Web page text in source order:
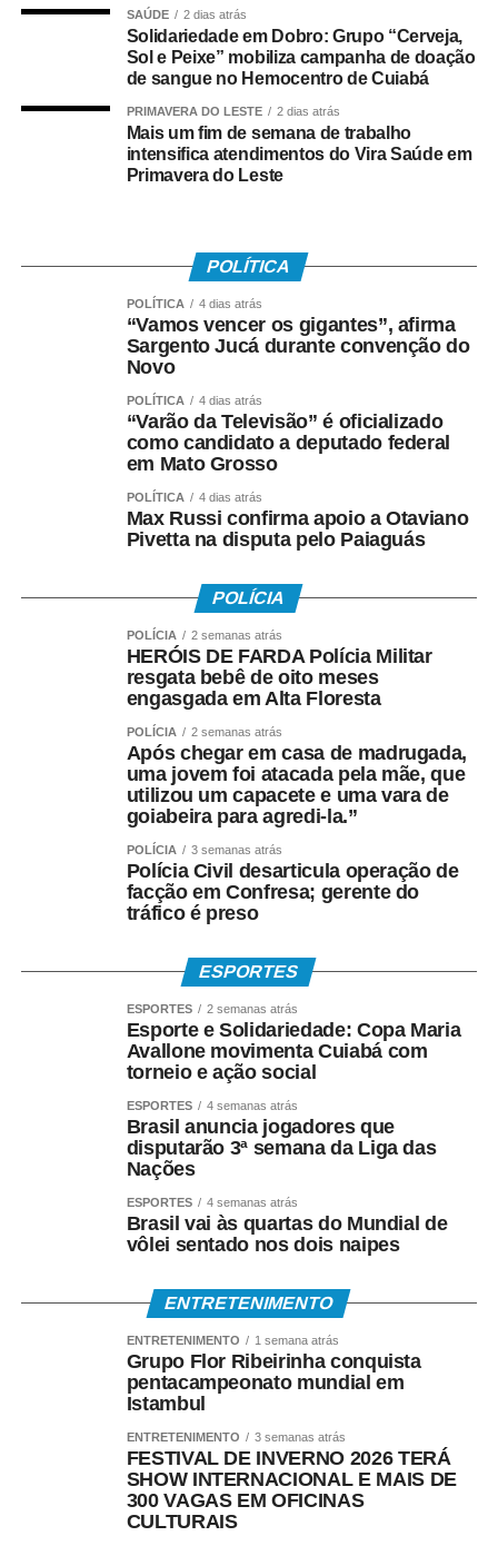
Tem direito ao benefício o trabalhador que:
• Está inscrito no Pis/Pasep há pelo menos cinco anos;
• Trabalhou com carteira assinada por no mínimo 30 dias
• Recebeu remuneração média mensal de até R$ 2.766
• Teve os dados corretamente informados pelo
empregador no e-Social.
Instituído pela Lei nº 7.998/90, o abono salarial pode
chegar até a um salário mínimo, proporcional ao
período trabalhado. Os recursos vêm do Fundo de
Amparo ao Trabalhador (FAT), com a habilitação feita
pelo Ministério do Trabalho e Emprego.
Como o pagamento é feito
Para trabalhadores da iniciativa privada (PIS)
• A Caixa Econômica Federal realiza o pagamento
prioritariamente por:
• Crédito em conta corrente ou poupança da Caixa;
• Depósito em Poupança Social Digital, movimentada
pelo aplicativo Caixa Tem.
Quem não possui conta pode sacar:
• Com Cartão Social e senha em lotéricas, caixas
eletrônicos e correspondentes CAIXA Aqui;
• Nas agências, com documento oficial com foto;
• Sem cartão, por meio de biometria cadastrada.
Para servidores públicos
(Pasep)
O Banco do Brasil faz o pagamento por:
• Crédito em conta bancária;
• Transferência via TED ou Pix;
correntista e não possui chave Pix.
Como consultar
Os trabalhadores podem verificar informações sobre
• Aplicativo Carteira de Trabalho Digital;
• Portal Gov.br;
SAÚDE 2 dias atrás
Solidariedade em Dobro: Grupo “Cerveja,
Sol e Peixe” mobiliza campanha de doação
de sangue no Hemocentro de Cuiabá
PRIMAVERA DO LESTE 2 dias atrás
Mais um fim de semana de trabalho
intensifica atendimentos do Vira Saúde em
Primavera do Leste
POLÍTICA
POLÍTICA 4 dias atrás
“Vamos vencer os gigantes”, afirma
Sargento Jucá durante convenção do
Novo
POLÍTICA 4 dias atrás
“Varão da Televisão” é oficializado
como candidato a deputado federal
em Mato Grosso
POLÍTICA 4 dias atrás
Max Russi confirma apoio a Otaviano
Pivetta na disputa pelo Paiaguás
POLÍCIA
POLÍCIA 2 semanas atrás
HERÓIS DE FARDA Polícia Militar
resgata bebê de oito meses
engasgada em Alta Floresta
POLÍCIA 2 semanas atrás
Após chegar em casa de madrugada,
uma jovem foi atacada pela mãe, que
utilizou um capacete e uma vara de
goiabeira para agredi-la.”
POLÍCIA 3 semanas atrás
Polícia Civil desarticula operação de
facção em Confresa; gerente do
tráfico é preso
ESPORTES
ESPORTES 2 semanas atrás
Esporte e Solidariedade: Copa Maria
Avallone movimenta Cuiabá com
torneio e ação social
ESPORTES 4 semanas atrás
Brasil anuncia jogadores que
disputarão 3ª semana da Liga das
Nações
ESPORTES 4 semanas atrás
Brasil vai às quartas do Mundial de
vôlei sentado nos dois naipes
ENTRETENIMENTO
ENTRETENIMENTO 1 semana atrás
Grupo Flor Ribeirinha conquista
pentacampeonato mundial em
Istambul
ENTRETENIMENTO 3 semanas atrás
FESTIVAL DE INVERNO 2026 TERÁ
SHOW INTERNACIONAL E MAIS DE
300 VAGAS EM OFICINAS
CULTURAIS